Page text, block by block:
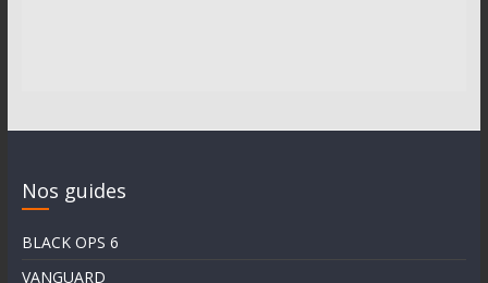
Nos guides
BLACK OPS 6
VANGUARD